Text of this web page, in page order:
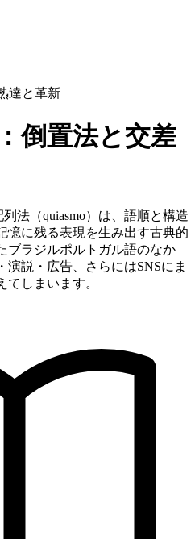
達と革新
倒置法と交差
法（quiasmo）は、語順と構造
憶に残る表現を生み出す古典的
ブラジルポルトガル語のなか
説・広告、さらにはSNSにま
しまいます。